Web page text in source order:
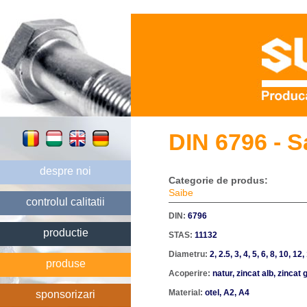
despre noi
controlul calitatii
productie
produse
sponsorizari
DIN 6796 -
Categorie de produs:
Saibe
DIN: 6796
STAS: 11132
Diametru: 2, 2.5, 3, 4, 5, 6, 8, 10,
Acoperire: natur, zincat alb, zincat
Material: otel, A2, A4